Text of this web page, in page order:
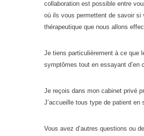
collaboration est possible entre
où ils vous permettent de savoir si
thérapeutique que nous allons
Je tiens particulièrement à ce que
symptômes tout en essayant d’en
Je reçois dans mon cabinet privé
J’accueille tous type de patient en
Vous avez d’autres questions ou